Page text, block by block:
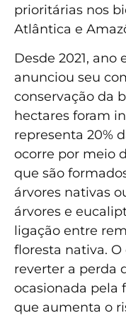
prioritárias nos
Atlântica e
Desde 2021,
anunciou seu
conservação da
hectares foram
representa 20%
ocorre por meio
que são
árvores nativas
árvores e
ligação entre
floresta nativa.
reverter a perda
ocasionada pela
que aumenta o